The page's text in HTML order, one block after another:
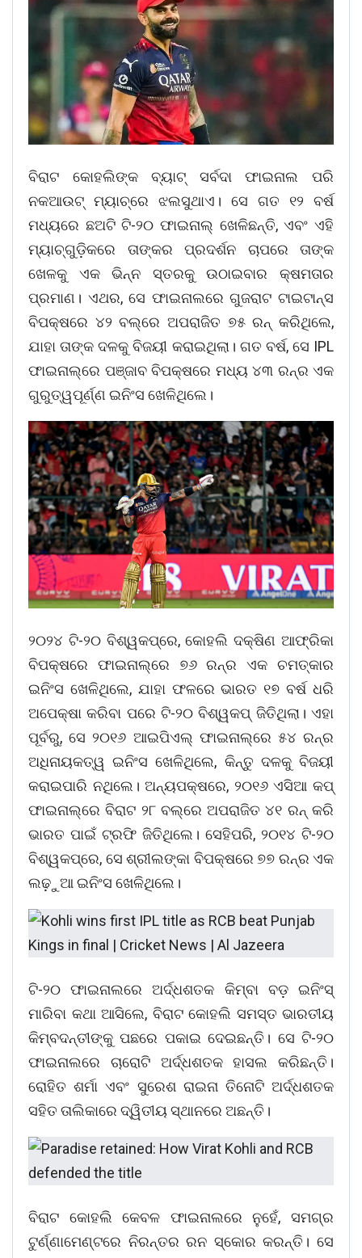
ବିରାଟ କୋହଲିଙ୍କ ବ୍ୟାଟ୍ ସର୍ବଦା ଫାଇନାଲ ପରି
ନକଆଉଟ୍ ମ୍ୟାଚ୍‌ରେ ଝଲସୁଥାଏ। ସେ ଗତ ୧୨ ବର୍ଷ
ମଧ୍ୟରେ ଛଅଟି ଟି-୨୦ ଫାଇନାଲ୍ ଖେଳିଛନ୍ତି, ଏବଂ ଏହି
ମ୍ୟାଚ୍‌ଗୁଡ଼ିକରେ ତାଙ୍କର ପ୍ରଦର୍ଶନ ଚାପରେ ତାଙ୍କ
ଖେଳକୁ ଏକ ଭିନ୍ନ ସ୍ତରକୁ ଉଠାଇବାର କ୍ଷମତାର
ପ୍ରମାଣ। ଏଥର, ସେ ଫାଇନାଲରେ ଗୁଜରାଟ ଟାଇଟାନ୍ସ
ବିପକ୍ଷରେ ୪୨ ବଲ୍‌ରେ ଅପରାଜିତ ୭୫ ରନ୍ କରିଥିଲେ,
ଯାହା ତାଙ୍କ ଦଳକୁ ବିଜୟୀ କରାଇଥିଲା। ଗତ ବର୍ଷ, ସେ IPL
ଫାଇନାଲ୍‌ରେ ପଞ୍ଜାବ ବିପକ୍ଷରେ ମଧ୍ୟ ୪୩ ରନ୍‌ର ଏକ
ଗୁରୁତ୍ୱପୂର୍ଣ୍ଣ ଇନିଂସ ଖେଳିଥିଲେ।
୨୦୨୪ ଟି-୨୦ ବିଶ୍ୱକପ୍‌ରେ, କୋହଲି ଦକ୍ଷିଣ ଆଫ୍ରିକା
ବିପକ୍ଷରେ ଫାଇନାଲ୍‌ରେ ୭୬ ରନ୍‌ର ଏକ ଚମତ୍କାର
ଇନିଂସ ଖେଳିଥିଲେ, ଯାହା ଫଳରେ ଭାରତ ୧୭ ବର୍ଷ ଧରି
ଅପେକ୍ଷା କରିବା ପରେ ଟି-୨୦ ବିଶ୍ୱକପ୍‌ ଜିତିଥିଲା। ଏହା
ପୂର୍ବରୁ, ସେ ୨୦୧୬ ଆଇପିଏଲ୍‌ ଫାଇନାଲ୍‌ରେ ୫୪ ରନ୍‌ର
ଅଧିନାୟକତ୍ୱ ଇନିଂସ ଖେଳିଥିଲେ, କିନ୍ତୁ ଦଳକୁ ବିଜୟୀ
କରାଇପାରି ନଥିଲେ। ଅନ୍ୟପକ୍ଷରେ, ୨୦୧୬ ଏସିଆ କପ୍‌
ଫାଇନାଲ୍‌ରେ ବିରାଟ ୨୮ ବଲ୍‌ରେ ଅପରାଜିତ ୪୧ ରନ୍‌ କରି
ଭାରତ ପାଇଁ ଟ୍ରଫି ଜିତିଥିଲେ। ସେହିପରି, ୨୦୧୪ ଟି-୨୦
ବିଶ୍ୱକପ୍‌ରେ, ସେ ଶ୍ରୀଲଙ୍କା ବିପକ୍ଷରେ ୭୭ ରନ୍‌ର ଏକ
ଲଢ଼ୁଆ ଇନିଂସ ଖେଳିଥିଲେ।
ଟି-୨୦ ଫାଇନାଲରେ ଅର୍ଦ୍ଧଶତକ କିମ୍ବା ବଡ଼ ଇନିଂସ୍
ମାରିବା କଥା ଆସିଲେ, ବିରାଟ କୋହଲି ସମସ୍ତ ଭାରତୀୟ
କିମ୍ବଦନ୍ତୀଙ୍କୁ ପଛରେ ପକାଇ ଦେଇଛନ୍ତି। ସେ ଟି-୨୦
ଫାଇନାଲରେ ଚାରୋଟି ଅର୍ଦ୍ଧଶତକ ହାସଲ କରିଛନ୍ତି।
ରୋହିତ ଶର୍ମା ଏବଂ ସୁରେଶ ରାଇନା ତିନୋଟି ଅର୍ଦ୍ଧଶତକ
ସହିତ ତାଲିକାରେ ଦ୍ୱିତୀୟ ସ୍ଥାନରେ ଅଛନ୍ତି।
ବିରାଟ କୋହଲି କେବଳ ଫାଇନାଲରେ ନୁହେଁ, ସମଗ୍ର
ଟୁର୍ଣ୍ଣାମେଣ୍ଟରେ ନିରନ୍ତର ରନ ସ୍କୋର କରନ୍ତି। ସେ